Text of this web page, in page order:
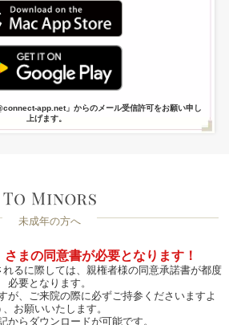
app.net」からのメール受信許可をお願い申し
上げます。
未成年の方へ
まの同意書が必要となります！
るに際しては、親権者様の同意承諾書が都度
必要となります。
が、ご来院の際に必ずご持参くださいますよ
、お願いいたします。
からダウンロードが可能です。